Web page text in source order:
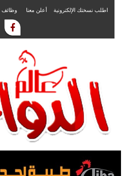
اطلب نسختك الإلكترونية أعلن معنا وظائف